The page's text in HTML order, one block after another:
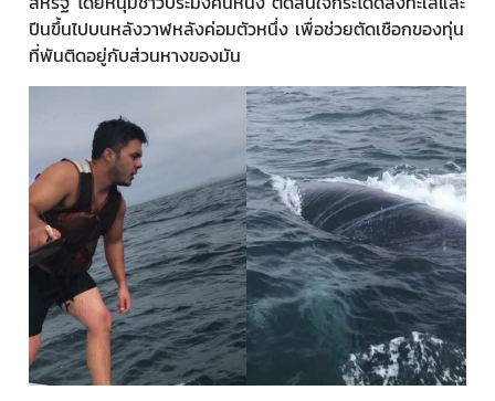
ปีนขึ้นไปบนหลังวาฬหลังค่อมตัวหนึ่ง เพื่อช่วยตัดเชือกของทุ่น
ที่พันติดอยู่กับส่วนหางของมัน